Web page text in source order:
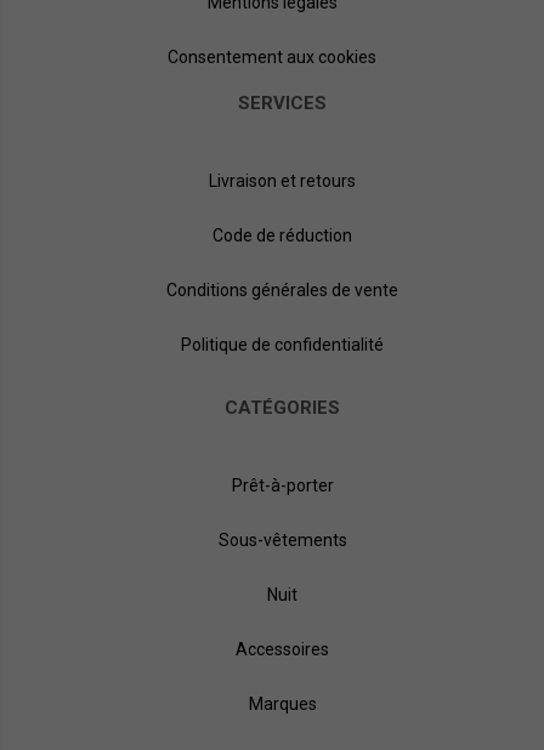
Consentement aux cookies
SERVICES
Livraison et retours
Code de réduction
Conditions générales de vente
Politique de confidentialité
CATÉGORIES
Prêt-à-porter
Sous-vêtements
Nuit
Accessoires
Marques